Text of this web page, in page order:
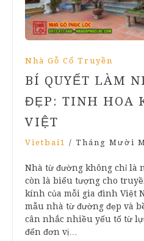
Nhà Gỗ Cổ Truyền
BÍ QUYẾT LÀM
ĐẸP: TINH HOA
VIỆT
Vietbai1 / Tháng Mười
Nhà từ đường không chỉ là
còn là biểu tượng cho
kính của mỗi gia đình Việt
mẫu nhà từ đường đẹp và
cân nhắc nhiều yếu tố từ
đến đơn vị…